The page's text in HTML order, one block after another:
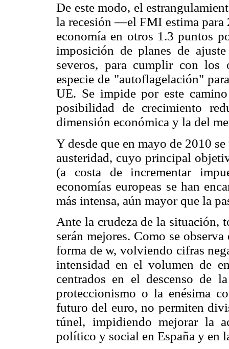
De este modo, el
la recesión —el FMI estima para
economía en otros 1.3 puntos
imposición de planes de
severos, para cumplir con los
especie de "autoflagelación"
UE. Se impide por este
posibilidad de crecimiento
dimensión económica y la del
Y desde que en mayo de 2010
austeridad, cuyo principal
(a costa de incrementar
economías europeas se han
más intensa, aún mayor que la
Ante la crudeza de la situación,
serán mejores. Como se
forma de w, volviendo cifras
intensidad en el volumen de
centrados en el descenso de
proteccionismo o la enésima
futuro del euro, no permiten
túnel, impidiendo mejorar la
político y social en España y en